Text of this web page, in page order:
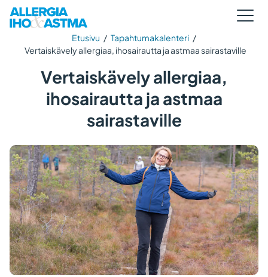
Etusivu / Tapahtumakalenteri /
Vertaiskävely allergiaa, ihosairautta ja astmaa sairastaville
Vertaiskävely allergiaa,
ihosairautta ja astmaa
sairastaville